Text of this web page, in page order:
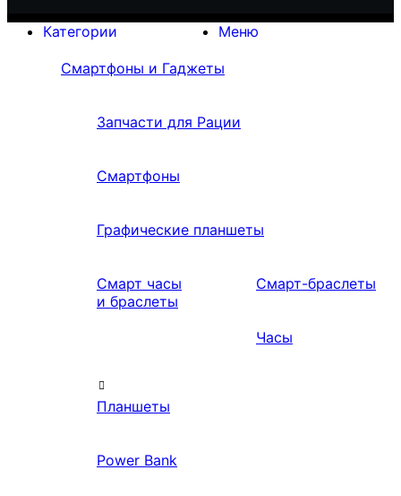
Меню
Категории
Смартфоны и Гаджеты
Запчасти для Рации
Смартфоны
Графические планшеты
Смарт часы
и браслеты
Смарт-браслеты
Часы
Планшеты
Power Bank